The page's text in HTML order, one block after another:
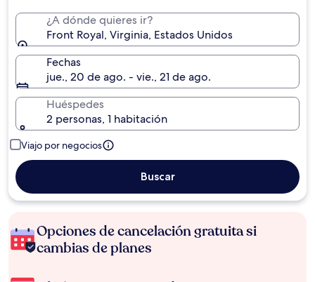
¿A dónde quieres ir?
Front Royal, Virginia, Estados Unidos
Fechas
jue., 20 de ago. - vie., 21 de ago.
Huéspedes
2 personas, 1 habitación
Viajo por negocios
Buscar
Opciones de cancelación gratuita si
cambias de planes